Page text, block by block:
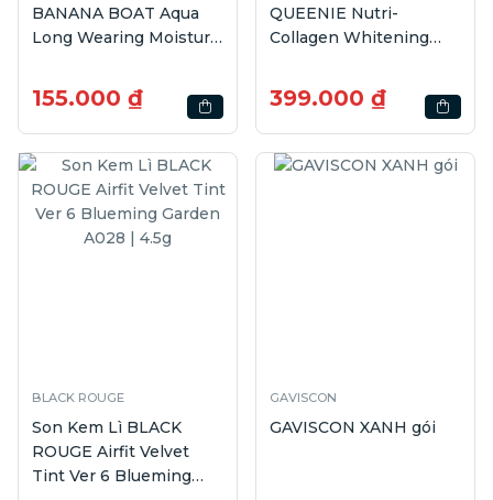
BANANA BOAT Aqua
Long Wearing Moisture
155.000 ₫
QUEENIE Nutri-
Collagen Whitening
399.000 ₫
BLACK ROUGE
Son Kem Lì BLACK
ROUGE Airfit Velvet
Tint Ver 6 Blueming
GAVISCON
GAVISCON XANH gói